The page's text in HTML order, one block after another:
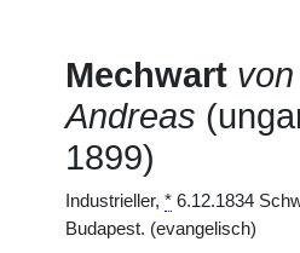
Mechwart
Andreas
1899)
Industrieller, * 6.12.1834
Budapest. (evangelisch)